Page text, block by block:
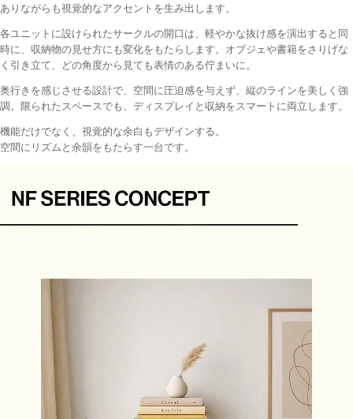
ありながらも視覚的なアクセントを生み出します。
各ユニットに設けられたサークルの開口は、軽やかな抜け感を演出すると同
時に、収納物の見せ方にも変化をもたらします。オブジェや書籍をさりげな
く引き立て、どの角度から見ても表情のある佇まいに。
奥行きを感じさせる設計で、空間に圧迫感を与えず、縦のラインを美しく強
調。限られたスペースでも、ディスプレイと収納をスマートに両立します。
機能だけでなく、視覚的な余白もデザインする。
空間にリズムと余韻をもたらす一台です。